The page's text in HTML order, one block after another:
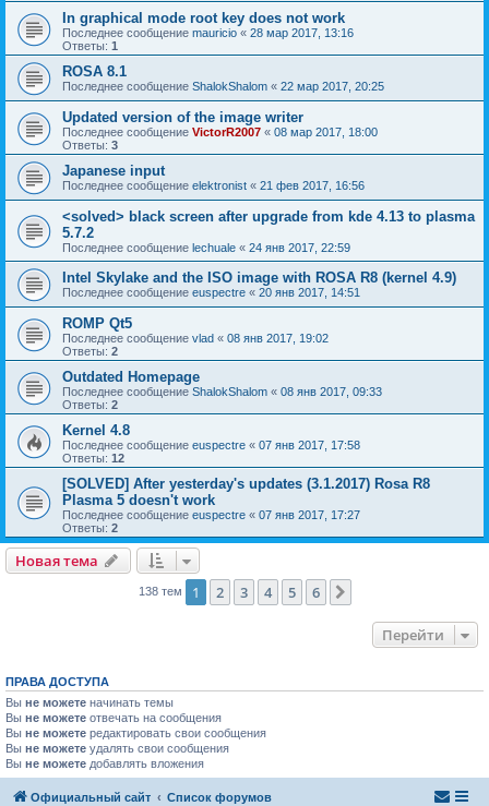
In graphical mode root key does not work
Последнее сообщение mauricio « 28 мар 2017, 13:16
Ответы: 1
ROSA 8.1
Последнее сообщение ShalokShalom « 22 мар 2017, 20:25
Updated version of the image writer
Последнее сообщение VictorR2007 « 08 мар 2017, 18:00
Ответы: 3
Japanese input
Последнее сообщение elektronist « 21 фев 2017, 16:56
<solved> black screen after upgrade from kde 4.13 to plasma
5.7.2
Последнее сообщение lechuale « 24 янв 2017, 22:59
Intel Skylake and the ISO image with ROSA R8 (kernel 4.9)
Последнее сообщение euspectre « 20 янв 2017, 14:51
ROMP Qt5
Последнее сообщение vlad « 08 янв 2017, 19:02
Ответы: 2
Outdated Homepage
Последнее сообщение ShalokShalom « 08 янв 2017, 09:33
Ответы: 2
Kernel 4.8
Последнее сообщение euspectre « 07 янв 2017, 17:58
Ответы: 12
[SOLVED] After yesterday's updates (3.1.2017) Rosa R8
Plasma 5 doesn't work
Последнее сообщение euspectre « 07 янв 2017, 17:27
Ответы: 2
Новая тема
138 тем 1 2 3 4 5 6
Перейти
ПРАВА ДОСТУПА
Вы не можете начинать темы
Вы не можете отвечать на сообщения
Вы не можете редактировать свои сообщения
Вы не можете удалять свои сообщения
Вы не можете добавлять вложения
Официальный сайт Список форумов